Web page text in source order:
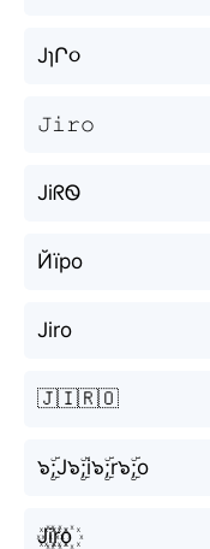
JɿՐ૦
𝙹𝚒𝚛𝚘
JiᖇᏫ
Йїро
Jiro
🇯🇮🇷🇴
๖ۣۜ;J๖ۣۜ;i๖ۣۜ;r๖ۣۜ;o
J꙰i꙰r꙰o꙰